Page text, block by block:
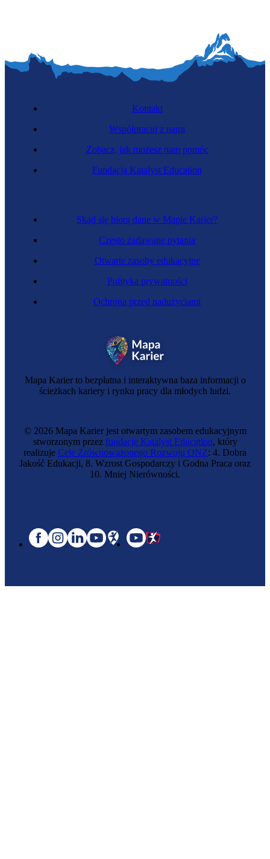
Mapa Karier to bezpłatna i interaktywna baza informacji o
ścieżkach kariery i rynku pracy dla młodych ludzi.
Skąd się biorą dane w Mapie Karier?
Często zadawane pytania
Otwarte zasoby edukacyjne
Polityka prywatności
Ochrona przed nadużyciami
Kontakt
Współpracuj z nami
Zobacz, jak możesz nam pomóc
Fundacja Katalyst Education
© 2026 Mapa Karier jest otwartym zasobem edukacyjnym
stworzonym przez fundację Katalyst Education, który
realizuje Cele Zrównoważonego Rozwoju ONZ: 4. Dobra
Jakość Edukacji, 8. Wzrost Gospodarczy i Godna Praca oraz
10. Mniej Nierówności.